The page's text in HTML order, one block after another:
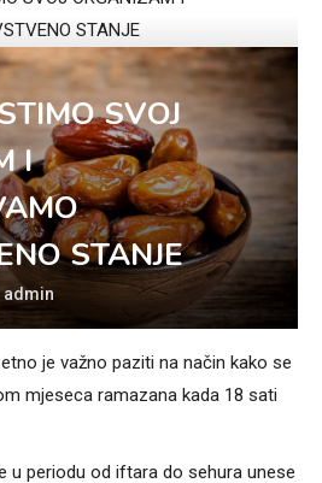
STANJE
SVOJ
I
STANJE
admin
je važno paziti na način kako se
mjeseca ramazana kada 18 sati
u periodu od iftara do sehura unese